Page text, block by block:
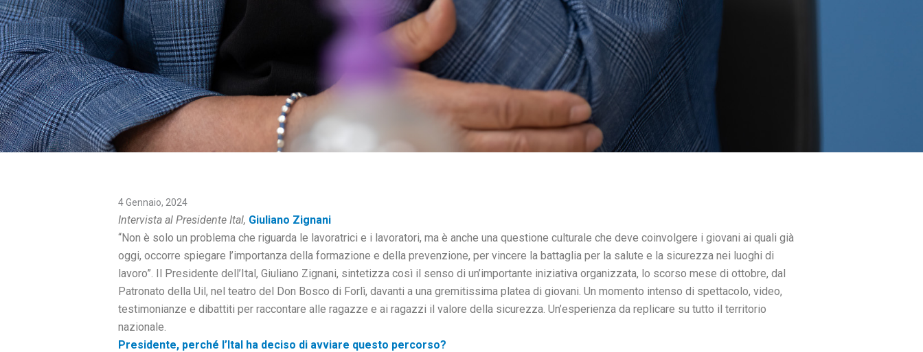
4 Gennaio, 2024
Intervista al Presidente Ital, Giuliano Zignani
“Non è solo un problema che riguarda le lavoratrici e i lavoratori, ma è anche una questione culturale che deve coinvolgere i giovani ai quali già
oggi, occorre spiegare l’importanza della formazione e della prevenzione, per vincere la battaglia per la salute e la sicurezza nei luoghi di
lavoro”. Il Presidente dell’Ital, Giuliano Zignani, sintetizza così il senso di un’importante iniziativa organizzata, lo scorso mese di ottobre, dal
Patronato della Uil, nel teatro del Don Bosco di Forlì, davanti a una gremitissima platea di giovani. Un momento intenso di spettacolo, video,
testimonianze e dibattiti per raccontare alle ragazze e ai ragazzi il valore della sicurezza. Un’esperienza da replicare su tutto il territorio
nazionale.
Presidente, perché l’Ital ha deciso di avviare questo percorso?